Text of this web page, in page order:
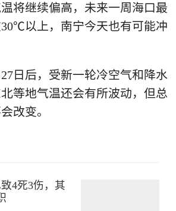
将继续偏高，未来一周海口最
以上，南宁今天也有可能冲
后，受新一轮冷空气和降水
等地气温还会有所波动，但总
改变。
4死3伤，其